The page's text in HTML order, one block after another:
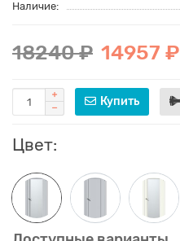
Наличие:
18240 ₽ 14957 ₽
Купить
Цвет: